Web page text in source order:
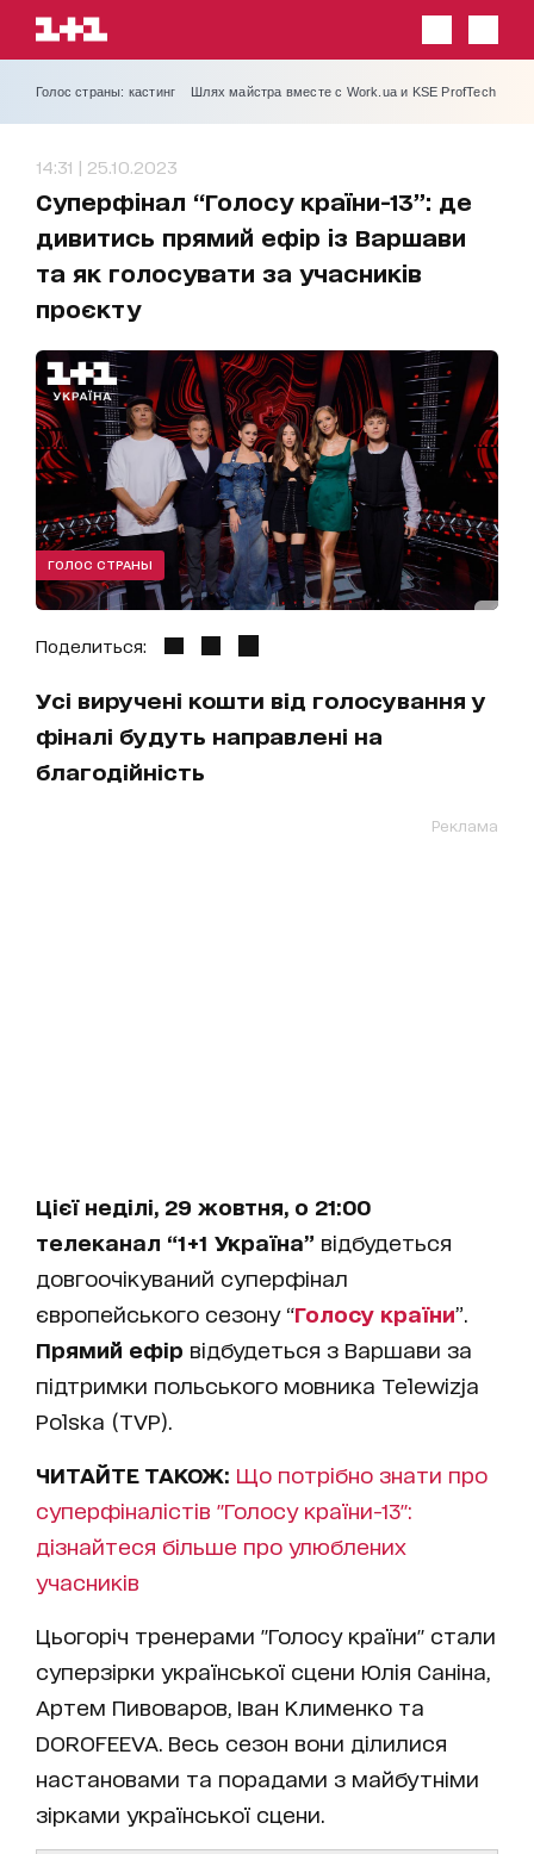
Голос страны: кастинг Шлях майстра вместе с Work.ua и KSE ProfTech
14:31 | 25.10.2023
Суперфінал “Голосу країни-13”: де
дивитись прямий ефір із Варшави
та як голосувати за учасників
проєкту
ГОЛОС СТРАНЫ
Поделиться:
Усі виручені кошти від голосування у
фіналі будуть направлені на
благодійність
Реклама
Цієї неділі, 29 жовтня, о 21:00
телеканал “1+1 Україна” відбудеться
довгоочікуваний суперфінал
європейського сезону “Голосу країни”.
Прямий ефір відбудеться з Варшави за
підтримки польського мовника Telewizja
Polska (TVP).
ЧИТАЙТЕ ТАКОЖ: Що потрібно знати про
суперфіналістів "Голосу країни-13":
дізнайтеся більше про улюблених
учасників
Цьогоріч тренерами "Голосу країни" стали
суперзірки української сцени Юлія Саніна,
Артем Пивоваров, Іван Клименко та
DOROFEEVA. Весь сезон вони ділилися
настановами та порадами з майбутніми
зірками української сцени.